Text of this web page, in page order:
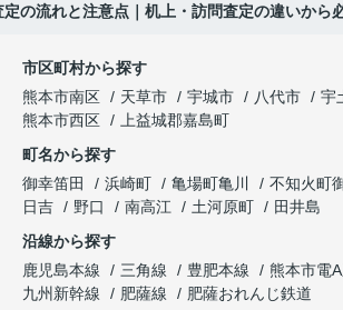
の流れと注意点｜机上・訪問査定の違いから
市区町村から探す
熊本市南区
天草市 宇城市 八代市
宇
熊本市西区
上益城郡嘉島町
町名から探す
御幸笛田
浜崎町 亀場町亀川 不知火町
日吉
野口 南高江 土河原町
田井島
沿線から探す
鹿児島本線
三角線 豊肥本線
熊本市電
九州新幹線
肥薩線
肥薩おれんじ鉄道